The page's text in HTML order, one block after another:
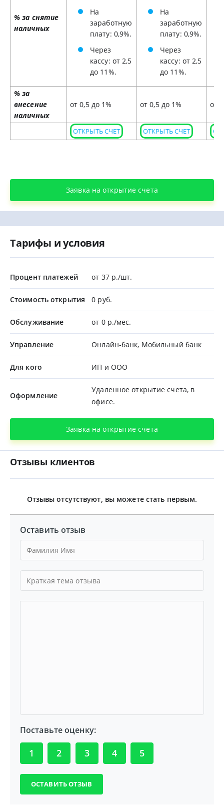
% за снятие
наличных
На
заработную
плату: 0,9%.
Через
кассу: от 2,5
до 11%.
На
заработную
плату: 0,9%.
Через
кассу: от 2,5
до 11%.
% за
внесение
наличных
от 0,5 до 1% от 0,5 до 1% от
ОТКРЫТЬ СЧЕТ ОТКРЫТЬ СЧЕТ
Заявка на открытие счета
Тарифы и условия
Процент платежей от 37 р./шт.
Стоимость открытия 0 руб.
Обслуживание от 0 р./мес.
Управление Онлайн-банк, Мобильный банк
Для кого ИП и ООО
Оформление
Удаленное открытие счета, в
офисе.
Заявка на открытие счета
Отзывы клиентов
Отзывы отсутствуют, вы можете стать первым.
Оставить отзыв
Поставьте оценку:
1 2 3 4 5